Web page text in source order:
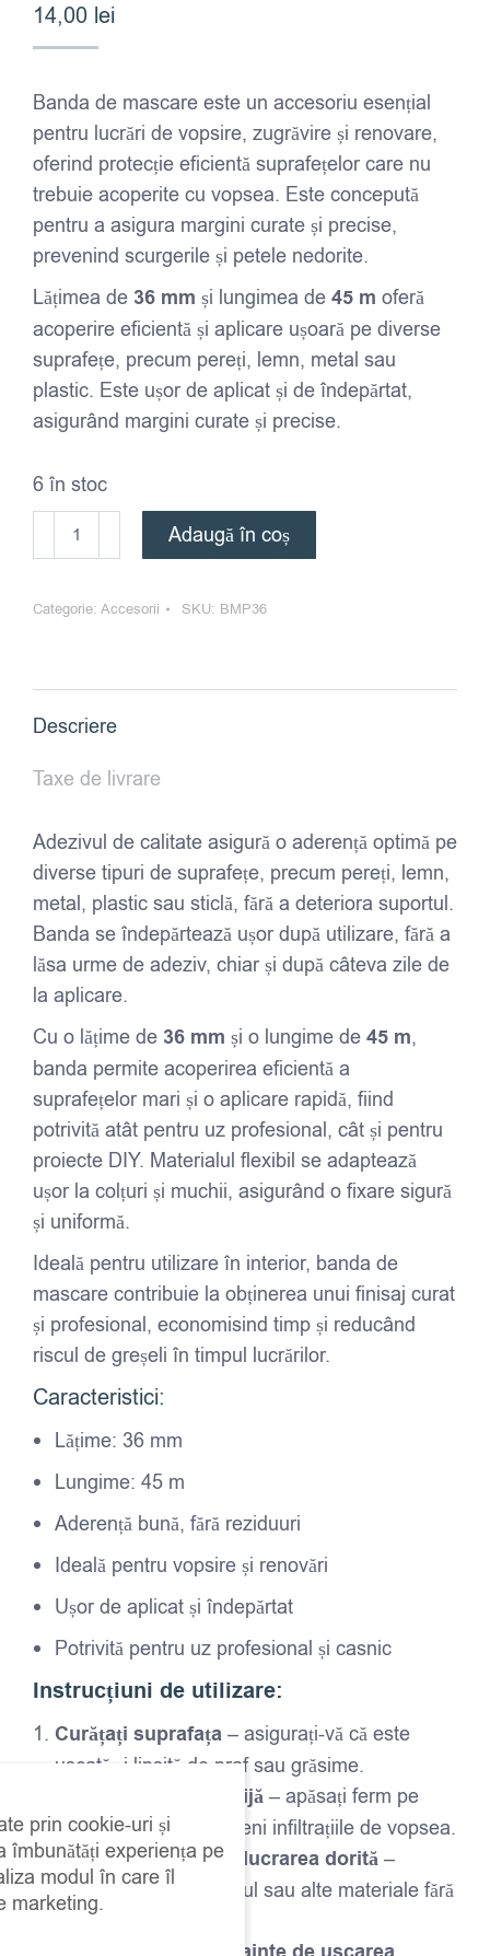
14,00 lei
Banda de mascare este un accesoriu esențial
pentru lucrări de vopsire, zugrăvire și renovare,
oferind protecție eficientă suprafețelor care nu
trebuie acoperite cu vopsea. Este concepută
pentru a asigura margini curate și precise,
prevenind scurgerile și petele nedorite.
Lățimea de 36 mm și lungimea de 45 m oferă
acoperire eficientă și aplicare ușoară pe diverse
suprafețe, precum pereți, lemn, metal sau
plastic. Este ușor de aplicat și de îndepărtat,
asigurând margini curate și precise.
6 în stoc
Cantitate
Banda
mascare
Adaugă în coș
Categorie: Accesorii SKU: BMP36
Descriere
Taxe de livrare
Adezivul de calitate asigură o aderență optimă pe
diverse tipuri de suprafețe, precum pereți, lemn,
metal, plastic sau sticlă, fără a deteriora suportul.
Banda se îndepărtează ușor după utilizare, fără a
lăsa urme de adeziv, chiar și după câteva zile de
la aplicare.
Cu o lățime de 36 mm și o lungime de 45 m,
banda permite acoperirea eficientă a
suprafețelor mari și o aplicare rapidă, fiind
potrivită atât pentru uz profesional, cât și pentru
proiecte DIY. Materialul flexibil se adaptează
ușor la colțuri și muchii, asigurând o fixare sigură
și uniformă.
Ideală pentru utilizare în interior, banda de
mascare contribuie la obținerea unui finisaj curat
și profesional, economisind timp și reducând
riscul de greșeli în timpul lucrărilor.
Caracteristici:
Lățime: 36 mm
Lungime: 45 m
Aderență bună, fără reziduuri
Ideală pentru vopsire și renovări
Ușor de aplicat și îndepărtat
Potrivită pentru uz profesional și casnic
Instrucțiuni de utilizare:
Curățați suprafața – asigurați-vă că este
uscată și lipsită de praf sau grăsime.
Aplicați banda cu grijă – apăsați ferm pe
margini pentru a preveni infiltrațiile de vopsea.
Vopsiți sau realizați lucrarea dorită –
aplicați vopseaua, lacul sau alte materiale fără
griji.
prin cookie-uri și
îmbunătăți experiența pe
modul în care îl
marketing.